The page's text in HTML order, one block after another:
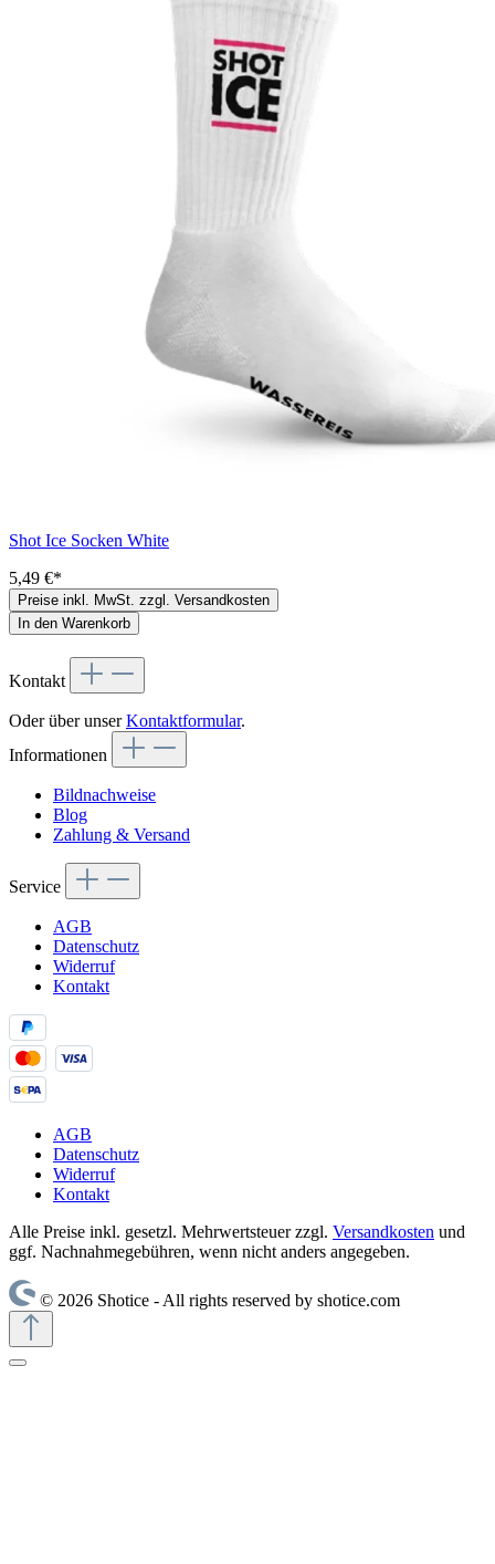
Shot Ice Socken White
5,49 €*
Preise inkl. MwSt. zzgl. Versandkosten
In den Warenkorb
Kontakt
Oder über unserKontaktformular.
Informationen
Bildnachweise
Blog
Zahlung & Versand
Service
AGB
Datenschutz
Widerruf
Kontakt
AGB
Datenschutz
Widerruf
Kontakt
Alle Preise inkl. gesetzl. Mehrwertsteuer zzgl. Versandkosten und
ggf. Nachnahmegebühren, wenn nicht anders angegeben.
© 2026 Shotice - All rights reserved by shotice.com